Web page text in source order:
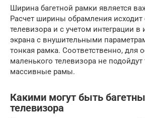
Ширина багетной рамки является
Расчет ширины обрамления исходит
телевизора и с учетом интеграции в
экрана с внушительными
тонкая рамка. Соответственно, для
маленького телевизора не
массивные рамы.
Какими могут быть
телевизора